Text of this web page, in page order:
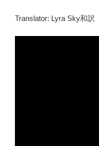
Translator: Lyra Sky和訳